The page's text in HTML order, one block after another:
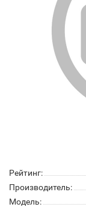
Рейтинг:
Производитель:
Модель: